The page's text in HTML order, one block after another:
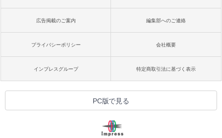
広告掲載のご案内 編集部へのご連絡
プライバシーポリシー 会社概要
インプレスグループ 特定商取引法に基づく表示
PC版で見る